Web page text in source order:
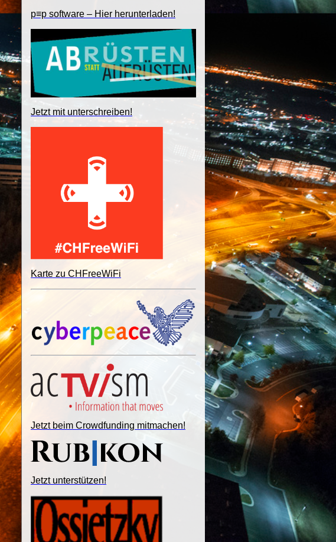
p≡p software – Hier herunterladen!
Jetzt mit unterschreiben!
Karte zu CHFreeWiFi
Jetzt beim Crowdfunding mitmachen!
Jetzt unterstützen!